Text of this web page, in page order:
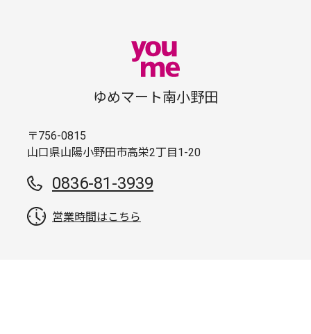
ゆめマート南小野田
〒756-0815
山口県山陽小野田市高栄2丁目1-20
0836-81-3939
営業時間はこちら